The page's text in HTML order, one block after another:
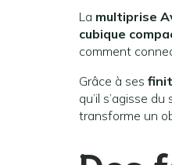
La multiprise
cubique
comment
Grâce à ses
qu’il s’agisse
transforme un